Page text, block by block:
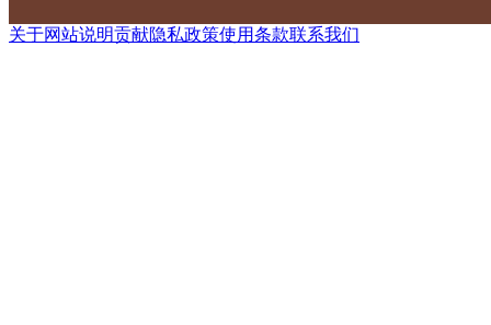
关于网站说明贡献隐私政策使用条款联系我们